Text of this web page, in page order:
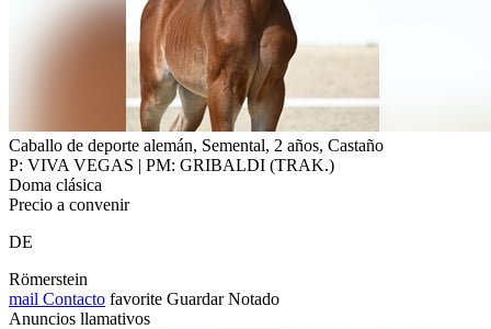
Caballo de deporte alemán, Semental, 2 años, Castaño
P: VIVA VEGAS | PM: GRIBALDI (TRAK.)
Doma clásica
Precio a convenir
DE
Römerstein
mail Contacto favorite Guardar Notado
Anuncios llamativos